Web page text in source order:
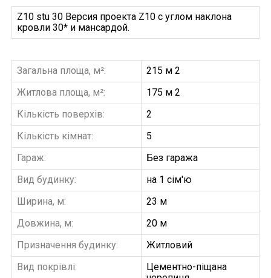
Z10 stu 30 Версия проекта Z10 с углом наклона
кровли 30* и мансардой.
Загальна площа, м²:
215 м 2
Житлова площа, м²:
175 м 2
Кількість поверхів:
2
Кількість кімнат:
5
Гараж:
Без гаража
Вид будинку:
на 1 сім'ю
Ширина, м:
23 м
Довжина, м:
20 м
Призначення будинку:
Житловий
Вид покрівлі:
Цементно-піщана